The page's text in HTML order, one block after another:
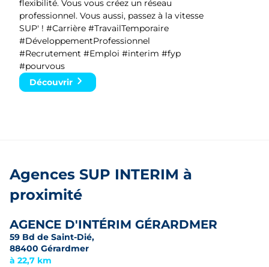
flexibilité. Vous vous créez un réseau
professionnel. Vous aussi, passez à la vitesse
SUP' ! #Carrière #TravailTemporaire
#DéveloppementProfessionnel
#Recrutement #Emploi #interim #fyp
#pourvous
Découvrir
Agences SUP INTERIM à
proximité
AGENCE D'INTÉRIM GÉRARDMER
59 Bd de Saint-Dié,
88400 Gérardmer
à 22,7 km